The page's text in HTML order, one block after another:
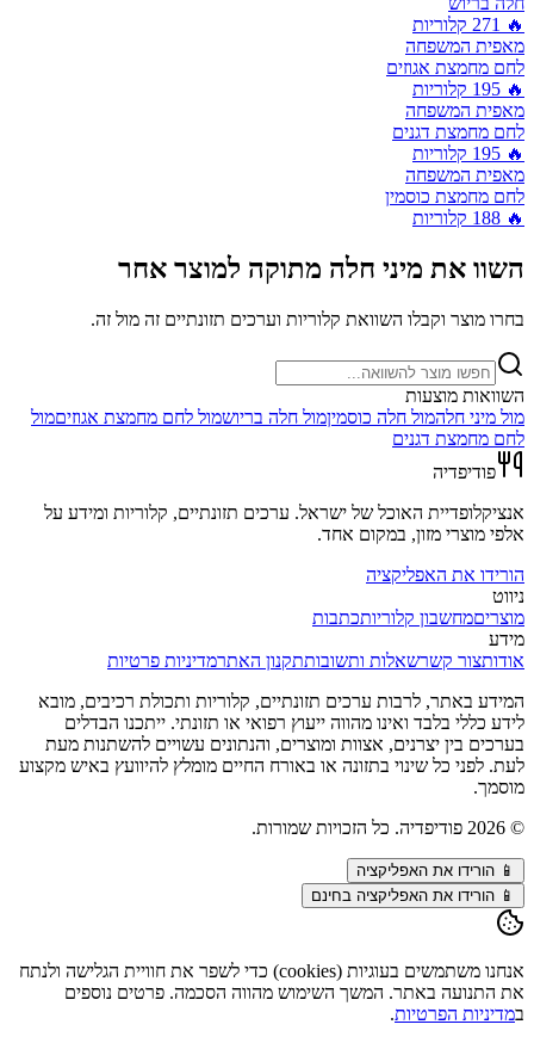
🔥
271 קלוריות
מאפית המשפחה
לחם מחמצת אגוזים
🔥
195 קלוריות
מאפית המשפחה
לחם מחמצת דגנים
🔥
195 קלוריות
מאפית המשפחה
לחם מחמצת כוסמין
🔥
188 קלוריות
השוו את מיני חלה מתוקה למוצר אחר
בחרו מוצר וקבלו השוואת קלוריות וערכים תזונתיים זה מול זה.
השוואות מוצעות
מול מיני חלהמול חלה כוסמיןמול חלה בריושמול לחם מחמצת אגוזיםמול
לחם מחמצת דגנים
פודיפדיה
אנציקלופדיית האוכל של ישראל. ערכים תזונתיים, קלוריות ומידע על
אלפי מוצרי מזון, במקום אחד.
הורידו את האפליקציה
ניווט
מוצריםמחשבון קלוריותכתבות
מידע
אודותצור קשרשאלות ותשובותתקנון האתרמדיניות פרטיות
המידע באתר, לרבות ערכים תזונתיים, קלוריות ותכולת רכיבים, מובא
לידע כללי בלבד ואינו מהווה ייעוץ רפואי או תזונתי. ייתכנו הבדלים
בערכים בין יצרנים, אצוות ומוצרים, והנתונים עשויים להשתנות מעת
לעת. לפני כל שינוי בתזונה או באורח החיים מומלץ להיוועץ באיש מקצוע
מוסמך.
©
2026 פודיפדיה. כל הזכויות שמורות.
📱 הורידו את האפליקציה
📱 הורידו את האפליקציה בחינם
אנחנו משתמשים בעוגיות (cookies) כדי לשפר את חוויית הגלישה ולנתח
את התנועה באתר. המשך השימוש מהווה הסכמה. פרטים נוספים
במדיניות הפרטיות.